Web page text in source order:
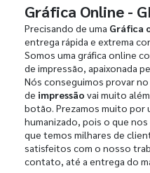
Gráfica Online -
Precisando de uma Gráfica
entrega rápida e extrema
Somos uma gráfica online
de impressão, apaixonada
Nós conseguimos provar
de impressão vai muito
botão. Prezamos muito por
humanizado, pois o que
que temos milhares de
satisfeitos com o nosso
contato, até a entrega do